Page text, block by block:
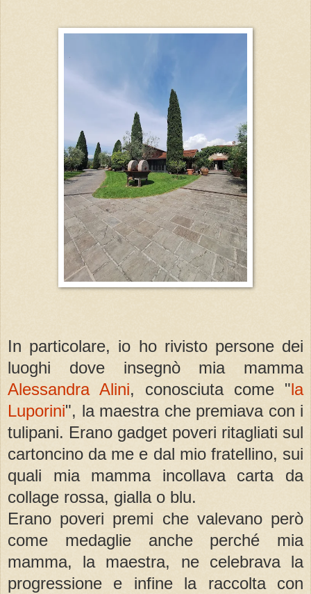
In particolare, io ho rivisto persone dei
luoghi dove insegnò mia mamma
Alessandra Alini, conosciuta come "la
Luporini", la maestra che premiava con i
tulipani. Erano gadget poveri ritagliati sul
cartoncino da me e dal mio fratellino, sui
quali mia mamma incollava carta da
collage rossa, gialla o blu.
Erano poveri premi che valevano però
come medaglie anche perché mia
mamma, la maestra, ne celebrava la
progressione e infine la raccolta con